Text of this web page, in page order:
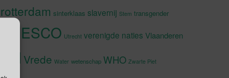
rotterdam sinterklaas slavernij Stem transgender
UNESCO Utrecht verenigde naties Vlaanderen
VN Vrede Water wetenschap WHO Zwarte Piet